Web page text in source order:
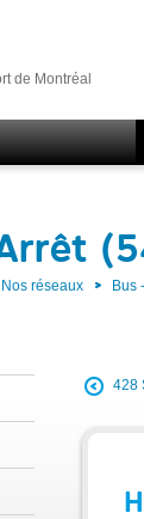
de Montréal
Nos réseaux Bus
428